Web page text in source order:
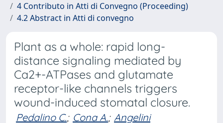
4 Contributo in Atti di Convegno (Proceeding)
4.2 Abstract in Atti di convegno
Plant as a whole: rapid long-
distance signaling mediated by
Ca2+-ATPases and glutamate
receptor-like channels triggers
wound-induced stomatal closure.
Pedalino C.; Cona A.; Angelini